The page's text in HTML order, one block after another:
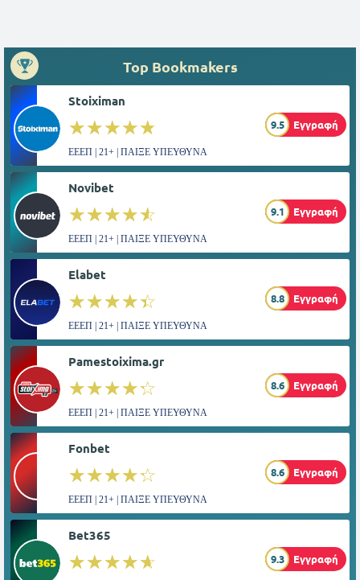
Top Bookmakers
Stoiximan
☆☆☆☆☆
★★★★★ 9.5 Εγγραφή
ΕΕΕΠ | 21+ | ΠΑΙΞΕ ΥΠΕΥΘΥΝΑ
Novibet
☆☆☆☆☆
★★★★★ 9.1 Εγγραφή
ΕΕΕΠ | 21+ | ΠΑΙΞΕ ΥΠΕΥΘΥΝΑ
Elabet
☆☆☆☆☆
★★★★★ 8.8 Εγγραφή
ΕΕΕΠ | 21+ | ΠΑΙΞΕ ΥΠΕΥΘΥΝΑ
Pamestoixima.gr
☆☆☆☆☆
★★★★★ 8.6 Εγγραφή
ΕΕΕΠ | 21+ | ΠΑΙΞΕ ΥΠΕΥΘΥΝΑ
Fonbet
☆☆☆☆☆
★★★★★ 8.6 Εγγραφή
ΕΕΕΠ | 21+ | ΠΑΙΞΕ ΥΠΕΥΘΥΝΑ
Bet365
☆☆☆☆☆
★★★★★ 9.3 Εγγραφή